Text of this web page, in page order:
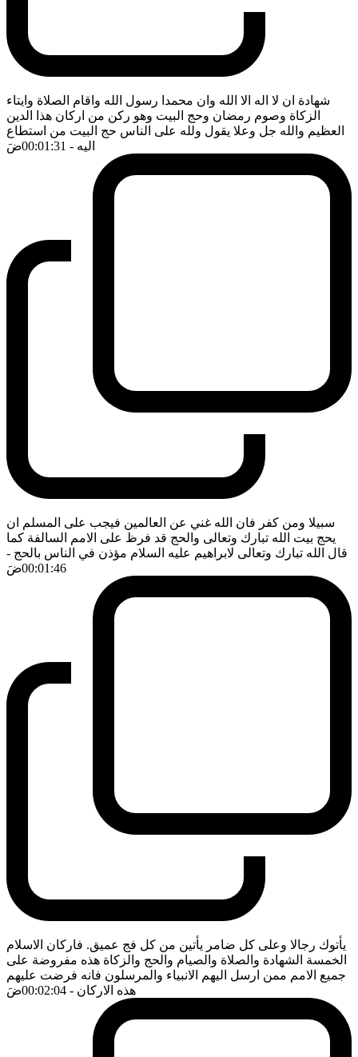
شهادة ان لا اله الا الله وان محمدا رسول الله واقام الصلاة وايتاء
الزكاة وصوم رمضان وحج البيت وهو ركن من اركان هذا الدين
العظيم والله جل وعلا يقول ولله على الناس حج البيت من استطاع
اليه - 00:01:31 ضَ
سبيلا ومن كفر فان الله غني عن العالمين فيجب على المسلم ان
يحج بيت الله تبارك وتعالى والحج قد فرظ على الامم السالفة كما
قال الله تبارك وتعالى لابراهيم عليه السلام مؤذن في الناس بالحج -
00:01:46ضَ
يأتوك رجالا وعلى كل ضامر يأتين من كل فج عميق. فاركان الاسلام
الخمسة الشهادة والصلاة والصيام والحج والزكاة هذه مفروضة على
جميع الامم ممن ارسل اليهم الانبياء والمرسلون فانه فرضت عليهم
هذه الاركان - 00:02:04 ضَ